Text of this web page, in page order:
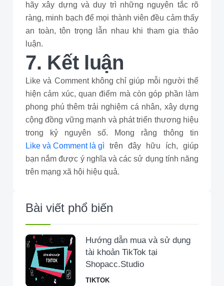
hãy xây dựng và duy trì những nguyên tắc rõ
ràng, minh bạch để mọi thành viên đều cảm thấy
an toàn, tôn trọng lẫn nhau khi tham gia thảo
luận.
7. Kết luận
Like và Comment không chỉ giúp mỗi người thể
hiện cảm xúc, quan điểm mà còn góp phần làm
phong phú thêm trải nghiệm cá nhân, xây dựng
cộng đồng vững mạnh và phát triển thương hiệu
trong kỷ nguyên số. Mong rằng thông tin
Like và Comment là gì trên đây hữu ích, giúp
bạn nắm được ý nghĩa và các sử dụng tính năng
trên mạng xã hội hiệu quả.
Bài viết phổ biến
Hướng dẫn mua và sử dụng
tài khoản TikTok tại
Shopacc.Studio
TIKTOK